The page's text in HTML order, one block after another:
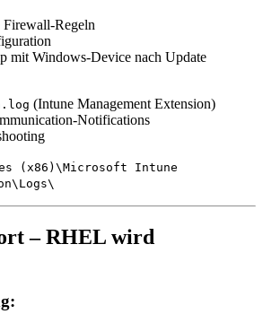
Firewall-Regeln
mit Windows-Device nach Update
(Intune Management Extension)
Notifications
(x86)\Microsoft Intune
– RHEL wird